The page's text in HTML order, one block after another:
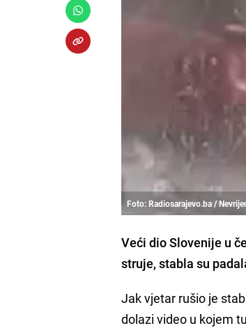
Foto: Radiosarajevo.ba /
Veći dio Slovenije u
struje, stabla su
Jak vjetar rušio je
dolazi video u kojem